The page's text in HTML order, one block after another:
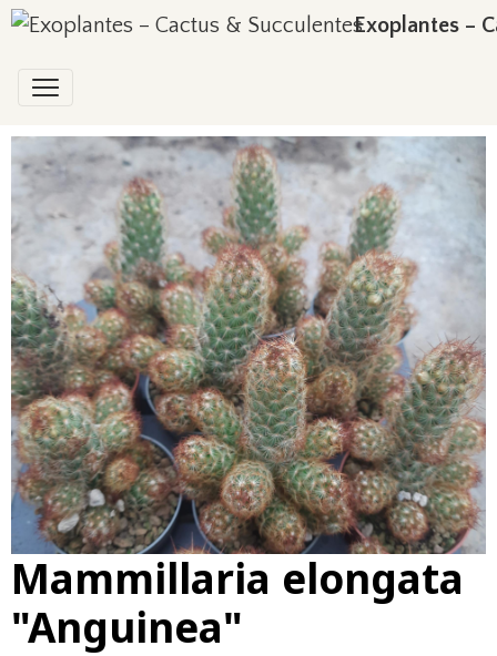
Exoplantes –
Mammillaria elongata
"Anguinea"